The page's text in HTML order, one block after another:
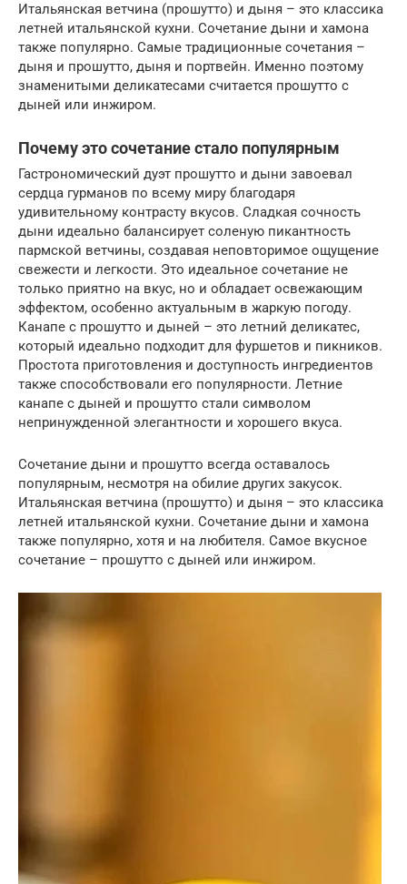
Итальянская ветчина (прошутто) и дыня – это классика
летней итальянской кухни. Сочетание дыни и хамона
также популярно. Самые традиционные сочетания –
дыня и прошутто, дыня и портвейн. Именно поэтому
знаменитыми деликатесами считается прошутто с
дыней или инжиром.
Почему это сочетание стало популярным
Гастрономический дуэт прошутто и дыни завоевал
сердца гурманов по всему миру благодаря
удивительному контрасту вкусов. Сладкая сочность
дыни идеально балансирует соленую пикантность
пармской ветчины, создавая неповторимое ощущение
свежести и легкости. Это идеальное сочетание не
только приятно на вкус, но и обладает освежающим
эффектом, особенно актуальным в жаркую погоду.
Канапе с прошутто и дыней – это летний деликатес,
который идеально подходит для фуршетов и пикников.
Простота приготовления и доступность ингредиентов
также способствовали его популярности. Летние
канапе с дыней и прошутто стали символом
непринужденной элегантности и хорошего вкуса.
Сочетание дыни и прошутто всегда оставалось
популярным, несмотря на обилие других закусок.
Итальянская ветчина (прошутто) и дыня – это классика
летней итальянской кухни. Сочетание дыни и хамона
также популярно, хотя и на любителя. Самое вкусное
сочетание – прошутто с дыней или инжиром.